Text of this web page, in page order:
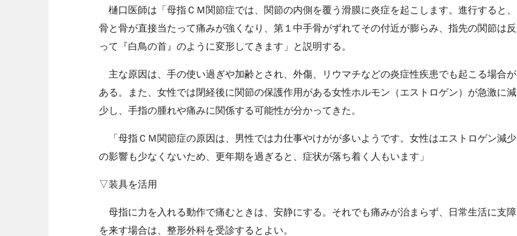
樋口医師は「母指ＣＭ関節症では、関節の内側を覆う滑膜に炎症を起こします。進行すると、
骨と骨が直接当たって痛みが強くなり、第１中手骨がずれてその付近が膨らみ、指先の関節は反
って『白鳥の首』のように変形してきます」と説明する。
主な原因は、手の使い過ぎや加齢とされ、外傷、リウマチなどの炎症性疾患でも起こる場合が
ある。また、女性では閉経後に関節の保護作用がある女性ホルモン（エストロゲン）が急激に減
少し、手指の腫れや痛みに関係する可能性が分かってきた。
「母指ＣＭ関節症の原因は、男性では力仕事やけがが多いようです。女性はエストロゲン減少
の影響も少なくないため、更年期を過ぎると、症状が落ち着く人もいます」
▽装具を活用
母指に力を入れる動作で痛むときは、安静にする。それでも痛みが治まらず、日常生活に支障
を来す場合は、整形外科を受診するとよい。